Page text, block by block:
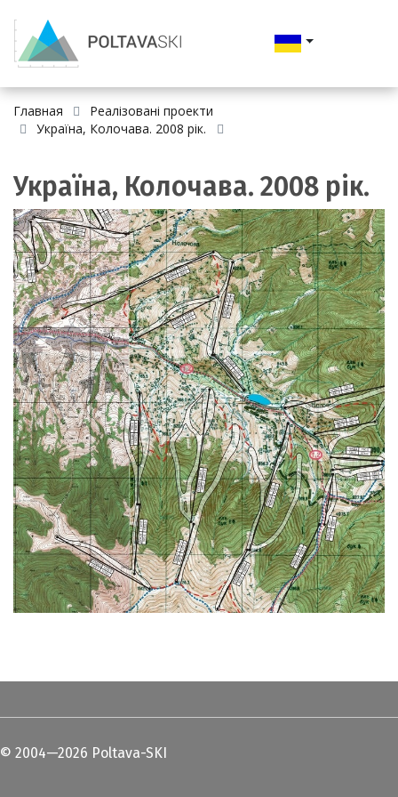
Главная
Реалізовані проекти
Україна, Колочава. 2008 рік.
Україна, Колочава. 2008 рік.
© 2004—2026 Poltava-SKI